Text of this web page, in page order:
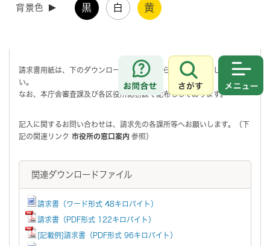
背景色 黒 白 黄
お問合せ
さがす
さいたま市に請求する場合に、一般的に使用を推奨する請求書用紙で
請求書用紙は、下のダウンロードファイルからダウンロードしてくださ
い。
なお、本庁舎審査課及び各区役所総務課で配布もしております。
記入に関するお問い合わせは、請求先の各課所等へお願いします。（下
記の関連リンク 市役所の窓口案内 参照）
関連ダウンロードファイル
請求書（ワード形式 48キロバイト）
請求書（PDF形式 122キロバイト）
[記載例]請求書（PDF形式 96キロバイト）